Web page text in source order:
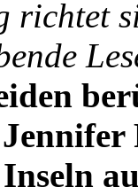
richtet